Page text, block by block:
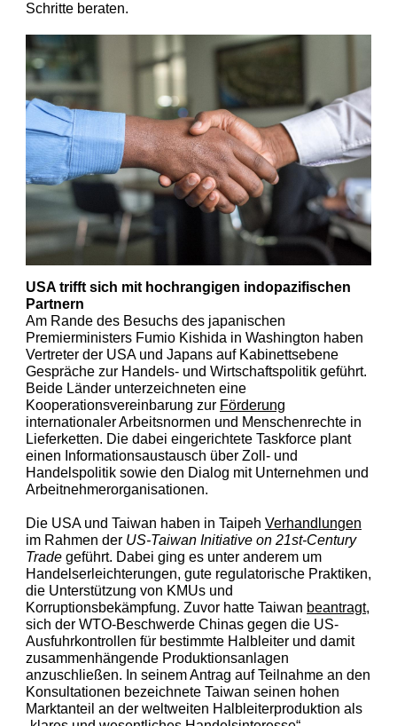
Schritte beraten.
USA trifft sich mit hochrangigen indopazifischen
Partnern
Am Rande des Besuchs des japanischen
Premierministers Fumio Kishida in Washington haben
Vertreter der USA und Japans auf Kabinettsebene
Gespräche zur Handels- und Wirtschaftspolitik geführt.
Beide Länder unterzeichneten eine
Kooperationsvereinbarung zur Förderung
internationaler Arbeitsnormen und Menschenrechte in
Lieferketten. Die dabei eingerichtete Taskforce plant
einen Informationsaustausch über Zoll- und
Handelspolitik sowie den Dialog mit Unternehmen und
Arbeitnehmerorganisationen.
Die USA und Taiwan haben in Taipeh Verhandlungen
im Rahmen der US-Taiwan Initiative on 21st-Century
Trade geführt. Dabei ging es unter anderem um
Handelserleichterungen, gute regulatorische Praktiken,
die Unterstützung von KMUs und
Korruptionsbekämpfung. Zuvor hatte Taiwan beantragt,
sich der WTO-Beschwerde Chinas gegen die US-
Ausfuhrkontrollen für bestimmte Halbleiter und damit
zusammenhängende Produktionsanlagen
anzuschließen. In seinem Antrag auf Teilnahme an den
Konsultationen bezeichnete Taiwan seinen hohen
Marktanteil an der weltweiten Halbleiterproduktion als